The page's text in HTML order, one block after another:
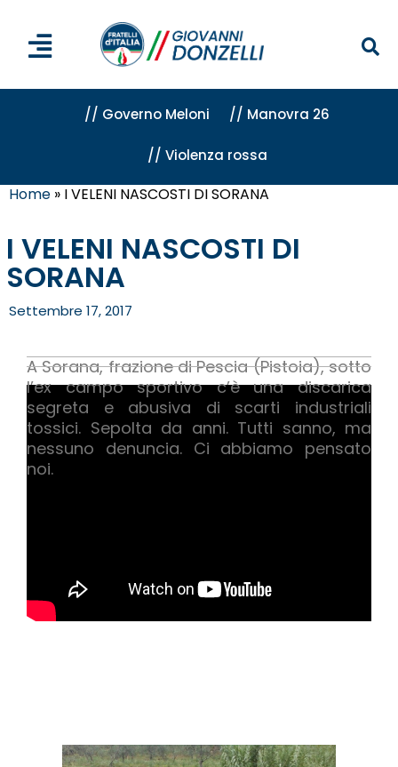
// Governo Meloni // Manovra 26
// Violenza rossa
Home » I VELENI NASCOSTI DI SORANA
I VELENI NASCOSTI DI
SORANA
Settembre 17, 2017
A Sorana, frazione di Pescia (Pistoia), sotto
l’ex campo sportivo c’è una discarica
segreta e abusiva di scarti industriali
tossici. Sepolta da anni. Tutti sanno, ma
nessuno denuncia. Ci abbiamo pensato
noi.